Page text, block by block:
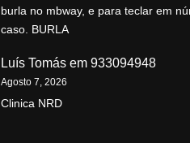
burla no mbway, e para teclar em
caso. BURLA
Luís Tomás em 933094948
Agosto 7, 2026
Clinica NRD